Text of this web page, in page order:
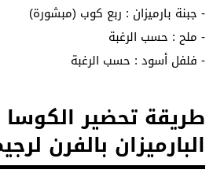
- جبنة بارميزان : ربع كوب (مبشورة)
- ملح : حسب الرغبة
- فلفل أسود : حسب الرغبة
طريقة تحضير الكوسا
البارميزان بالفرن